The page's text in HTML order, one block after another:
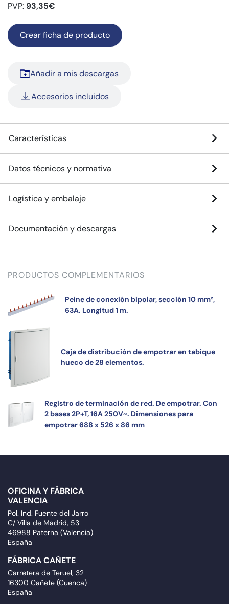
PVP: 93,35€
Crear ficha de producto
Añadir a mis descargas
Accesorios incluidos
Características
Datos técnicos y normativa
Logística y embalaje
Documentación y descargas
PRODUCTOS COMPLEMENTARIOS
Peine de conexión bipolar, sección 10 mm²,
63A. Longitud 1 m.
Caja de distribución de empotrar en tabique
hueco de 28 elementos.
Registro de terminación de red. De empotrar. Con
2 bases 2P+T, 16A 250V~. Dimensiones para
empotrar 688 x 526 x 86 mm
OFICINA Y FÁBRICA
VALENCIA
Pol. Ind. Fuente del Jarro
C/ Villa de Madrid, 53
46988 Paterna (Valencia)
España
FÁBRICA CAÑETE
Carretera de Teruel, 32
16300 Cañete (Cuenca)
España